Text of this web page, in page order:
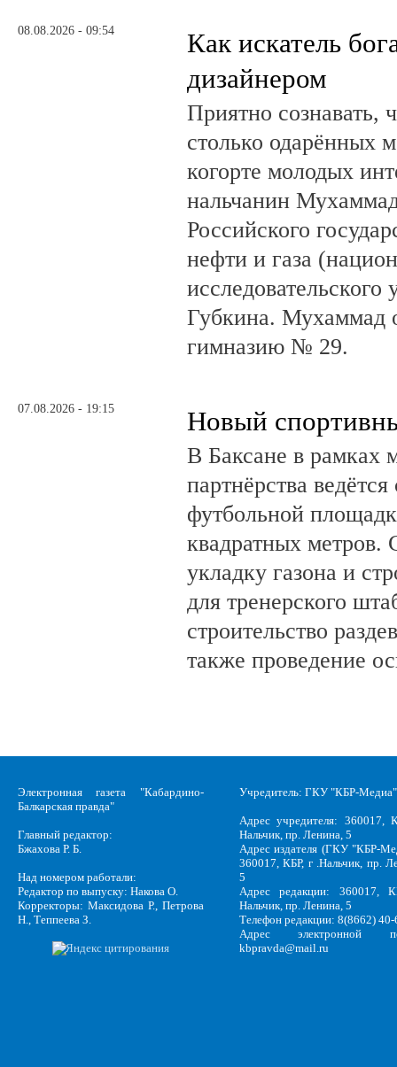
08.08.2026 - 09:54
Как искатель
дизайнером
Приятно сознавать,
столько одарённых
когорте молодых
нальчанин
Российского
нефти и газа
Губкина. Мухаммад
гимназию № 29.
07.08.2026 - 19:15 Новый
В Баксане в рамках
партнёрства
футбольной
квадратных метров.
укладку газона и
для тренерского
строительство
также проведение
Электронная газета "Кабардино-
Балкарская правда"
Главный редактор:
Бжахова Р. Б.
Над номером работали:
Редактор по выпуску: Накова О.
Корректоры: Максидова Р., Петрова
Н., Теппеева З.
Учредитель: ГКУ "КБР-Медиа"
Адрес учредителя: 360017,
Нальчик, пр. Ленина, 5
Адрес издателя (ГКУ "КБР-
360017, КБР, г .Нальчик, пр.
5
Адрес редакции: 360017,
Нальчик, пр. Ленина, 5
Телефон редакции: 8(8662)
Адрес электронной
kbpravda@mail.ru